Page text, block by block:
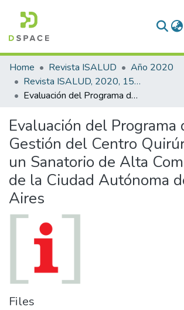
Communities & Collections
All of DSpace
Statistics
Home Revista ISALUD
Año 2020
Revista ISALUD, 2020, 15(75)
Evaluación del Programa de Gestión del Centro Quirúrgico de un Sanatorio de Alta Complejidad de la Ciudad Autónoma de Buenos Aires
Evaluación del Programa
Gestión del Centro
un Sanatorio de Alta
de la Ciudad Autónoma
Aires
Files